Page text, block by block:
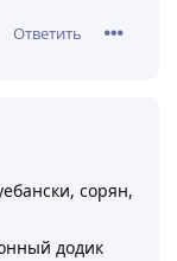
Ответить
сорян,
додик